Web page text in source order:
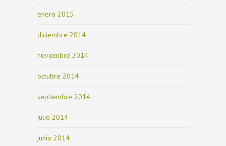
enero 2015
diciembre 2014
noviembre 2014
octubre 2014
septiembre 2014
julio 2014
junio 2014